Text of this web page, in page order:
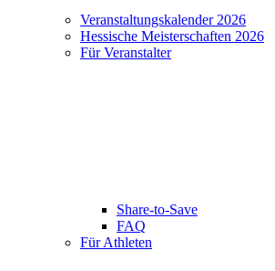
Veranstaltungskalender 2026
Hessische Meisterschaften 2026
Für Veranstalter
Share-to-Save
FAQ
Für Athleten